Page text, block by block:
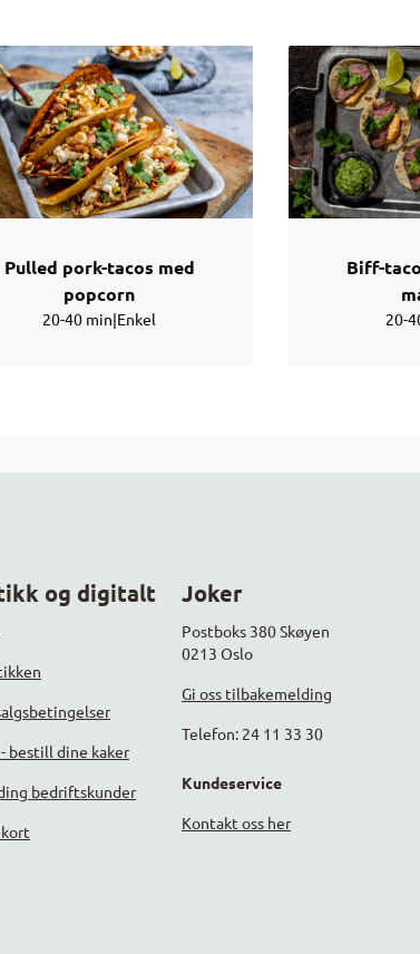
Pulled pork-tacos med
popcorn
20-40 min|Enkel
Biff-
20-
og digitalt
bestill dine kaker
bedriftskunder
Joker
Postboks 380 Skøyen
0213 Oslo
Gi oss tilbakemelding
Telefon: 24 11 33 30
Kundeservice
Kontakt oss her